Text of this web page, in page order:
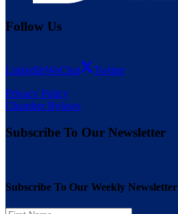
Follow Us
LinkedInWeChat
Twitter
Privacy Policy
Chamber Bylaws
Subscribe To Our Newsletter
Subscribe To Our Weekly Newsletter